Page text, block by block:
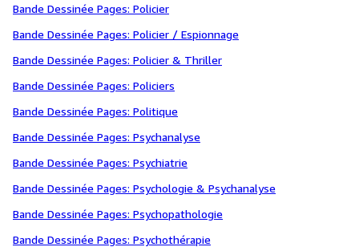
Bande Dessinée Pages: Policier
Bande Dessinée Pages: Policier / Espionnage
Bande Dessinée Pages: Policier & Thriller
Bande Dessinée Pages: Policiers
Bande Dessinée Pages: Politique
Bande Dessinée Pages: Psychanalyse
Bande Dessinée Pages: Psychiatrie
Bande Dessinée Pages: Psychologie & Psychanalyse
Bande Dessinée Pages: Psychopathologie
Bande Dessinée Pages: Psychothérapie